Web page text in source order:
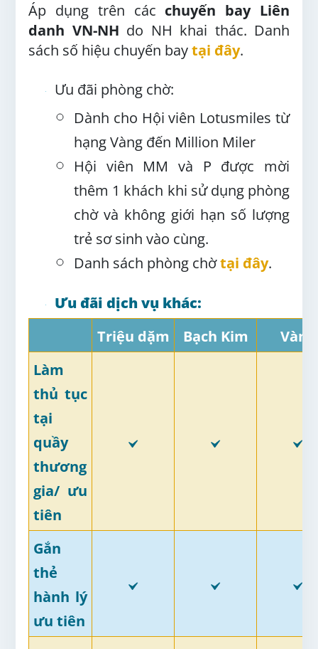
Áp dụng trên các chuyến bay Liên
danh VN-NH do NH khai thác. Danh
sách số hiệu chuyến baytại đây.
Ưu đãi phòng chờ:
Dành cho Hội viên Lotusmiles từ
hạng Vàng đến Million Miler
Hội viên MM và P được mời
thêm 1 khách khi sử dụng phòng
chờ và không giới hạn số lượng
trẻ sơ sinh vào cùng.
Danh sách phòng chờtại đây.
Ưu đãidịch vụ khác:
Triệu dặm
Bạch Kim
Vàng
Làm
thủ tục
tại
quầy
thương
gia/ ưu
tiên
Gắn
thẻ
hành lý
ưu tiên